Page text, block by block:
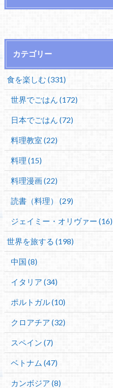
カテゴリー
食を楽しむ (331)
世界でごはん (172)
日本でごはん (72)
料理教室 (22)
料理 (15)
料理漫画 (22)
読書（料理） (29)
ジェイミー・オリヴァー (16)
世界を旅する (198)
中国 (8)
イタリア (34)
ポルトガル (10)
クロアチア (32)
スペイン (7)
ベトナム (47)
カンボジア (8)